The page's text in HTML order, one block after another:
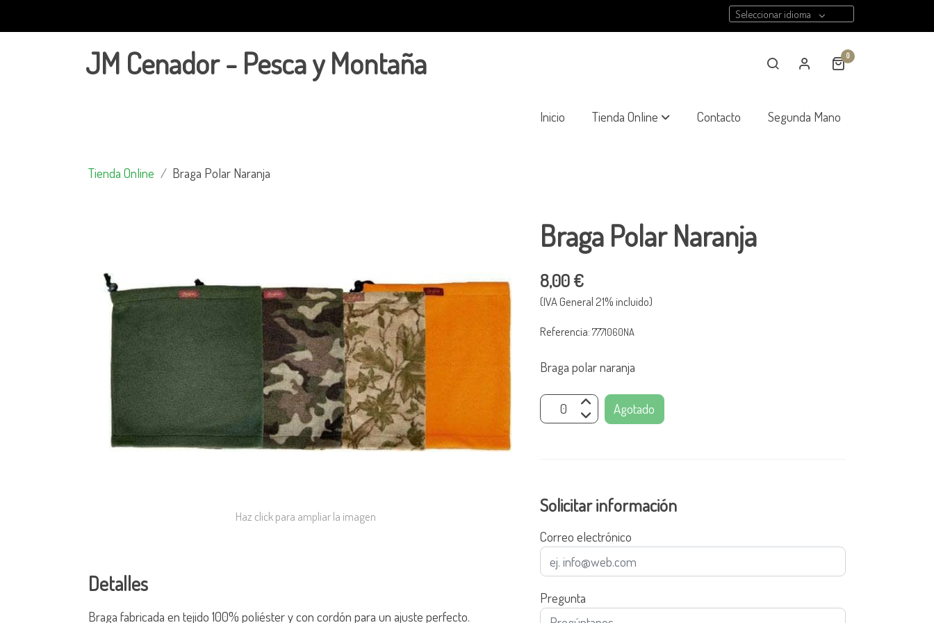
Seleccionar idioma
JM Cenador - Pesca y Montaña 0
Inicio Tienda Online Contacto Segunda Mano
Tienda Online Braga Polar Naranja
Haz click para ampliar la imagen
Detalles
Braga fabricada en tejido 100% poliéster y con cordón para un ajuste perfecto.
Braga Polar Naranja
8,00 €
(IVA General 21% incluido)
Referencia:7771060NA
Braga polar naranja
Agotado
Solicitar información
Correo electrónico
Pregunta